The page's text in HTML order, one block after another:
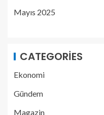
Mayıs 2025
CATEGORIES
Ekonomi
Gündem
Magazin